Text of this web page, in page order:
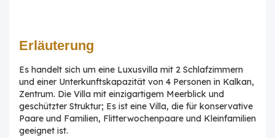
Erläuterung
Es handelt sich um eine Luxusvilla mit 2 Schlafzimmern
und einer Unterkunftskapazität von 4 Personen in Kalkan,
Zentrum. Die Villa mit einzigartigem Meerblick und
geschützter Struktur; Es ist eine Villa, die für konservative
Paare und Familien, Flitterwochenpaare und Kleinfamilien
geeignet ist.